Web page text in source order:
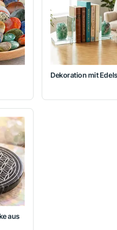
Dekoration mit
aus